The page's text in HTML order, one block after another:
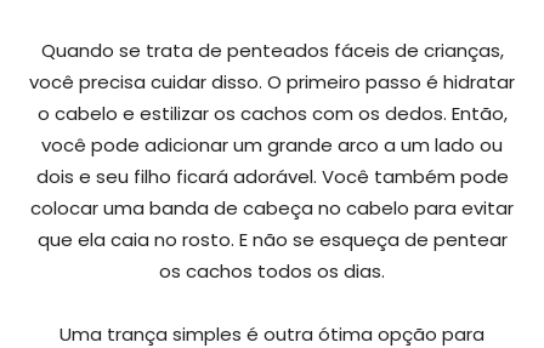
Quando se trata de penteados fáceis de crianças,
você precisa cuidar disso. O primeiro passo é hidratar
o cabelo e estilizar os cachos com os dedos. Então,
você pode adicionar um grande arco a um lado ou
dois e seu filho ficará adorável. Você também pode
colocar uma banda de cabeça no cabelo para evitar
que ela caia no rosto. E não se esqueça de pentear
os cachos todos os dias.
Uma trança simples é outra ótima opção para